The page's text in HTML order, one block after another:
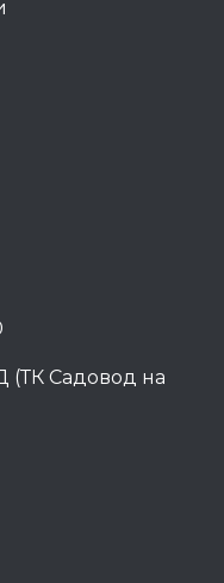
(ТК Садовод на